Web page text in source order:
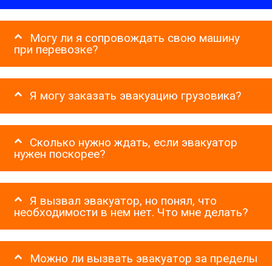
Могу ли я сопровождать свою машину
при перевозке?
Я могу заказать эвакуацию грузовика?
Сколько нужно ждать, если эвакуатор
нужен поскорее?
Я вызвал эвакуатор, но понял, что
необходимости в нем нет. Что мне делать?
Можно ли вызвать эвакуатор за пределы